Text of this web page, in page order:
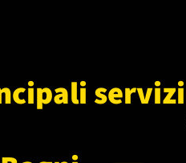
servizi